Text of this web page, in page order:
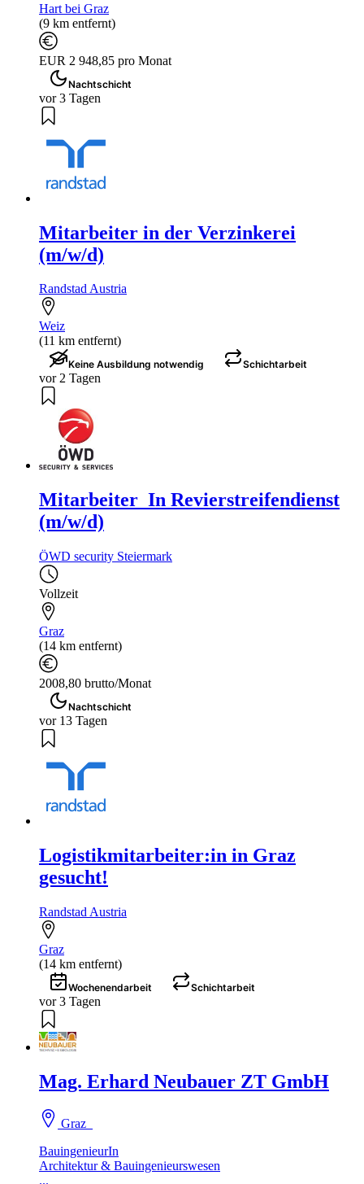
Hart bei Graz
(9 km entfernt)
EUR 2 948,85 pro Monat
Nachtschicht
vor 3 Tagen
Mitarbeiter in der Verzinkerei
(m/w/d)
Randstad Austria
Weiz
(11 km entfernt)
Keine Ausbildung notwendig Schichtarbeit
vor 2 Tagen
Mitarbeiter_In Revierstreifendienst
(m/w/d)
ÖWD security Steiermark
Vollzeit
Graz
(14 km entfernt)
2008,80 brutto/Monat
Nachtschicht
vor 13 Tagen
Logistikmitarbeiter:in in Graz
gesucht!
Randstad Austria
Graz
(14 km entfernt)
Wochenendarbeit Schichtarbeit
vor 3 Tagen
Mag. Erhard Neubauer ZT GmbH
Graz
BauingenieurIn
Architektur & Bauingenieurswesen
...